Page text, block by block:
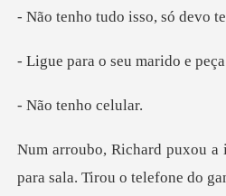
isso, só devo t
eu marido e peça
tenho
para sa